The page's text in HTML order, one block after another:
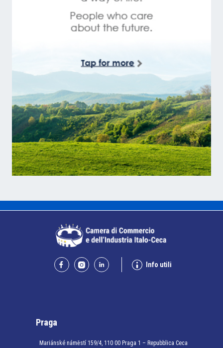
Info utili
Praga
Mariánské náměstí 159/4, 110 00 Praga 1 – Repubblica Ceca